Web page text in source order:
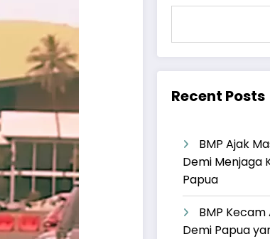
Recent Posts
BMP Ajak
Demi Menjaga
Papua
BMP Kecam
Demi Papua